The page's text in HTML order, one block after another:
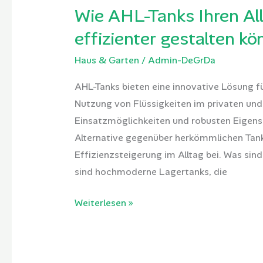
Wie AHL-Tanks Ihren
effizienter gestalten
Haus & Garten /Admin-DeGrDa
AHL-Tanks bieten eine innovative Lösung
Nutzung von Flüssigkeiten im privaten
Einsatzmöglichkeiten und robusten
Alternative gegenüber herkömmlichen
Effizienzsteigerung im Alltag bei. Was
sind hochmoderne Lagertanks, die
Weiterlesen »